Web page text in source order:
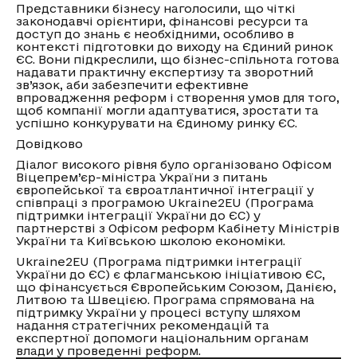
Представники бізнесу наголосили, що чіткі
законодавчі орієнтири, фінансові ресурси та
доступ до знань є необхідними, особливо в
контексті підготовки до виходу на Єдиний ринок
ЄС. Вони підкреслили, що бізнес-спільнота готова
надавати практичну експертизу та зворотний
зв’язок, аби забезпечити ефективне
впровадження реформ і створення умов для того,
щоб компанії могли адаптуватися, зростати та
успішно конкурувати на Єдиному ринку ЄС.
Довідково
Діалог високого рівня було організовано Офісом
Віцепрем’єр-міністра України з питань
європейської та євроатлантичної інтеграції у
співпраці з програмою Ukraine2EU (Програма
підтримки інтеграції України до ЄС) у
партнерстві з Офісом реформ Кабінету Міністрів
України та Київською школою економіки.
Ukraine2EU (Програма підтримки інтеграції
України до ЄС) є флагманською ініціативою ЄС,
що фінансується Європейським Союзом, Данією,
Литвою та Швецією. Програма спрямована на
підтримку України у процесі вступу шляхом
надання стратегічних рекомендацій та
експертної допомоги національним органам
влади у проведенні реформ.